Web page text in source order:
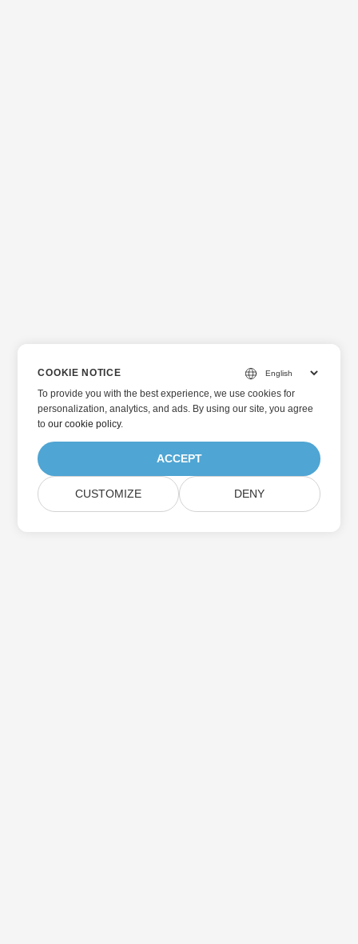
COOKIE NOTICE
To provide you with the best experience, we use cookies for
personalization, analytics, and ads. By using our site, you agree
toour cookie policy.
ACCEPT
CUSTOMIZE DENY